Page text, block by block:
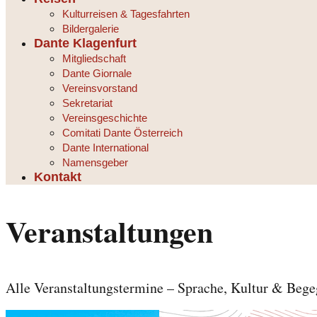
Kulturreisen & Tagesfahrten
Bildergalerie
Dante Klagenfurt
Mitgliedschaft
Dante Giornale
Vereinsvorstand
Sekretariat
Vereinsgeschichte
Comitati Dante Österreich
Dante International
Namensgeber
Kontakt
Veranstaltungen
Alle Veranstaltungstermine – Sprache, Kultur &